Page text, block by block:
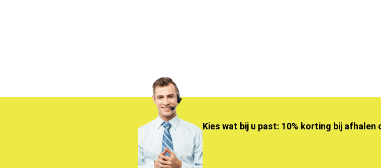
Kies wat bij u past: 10% korting bij